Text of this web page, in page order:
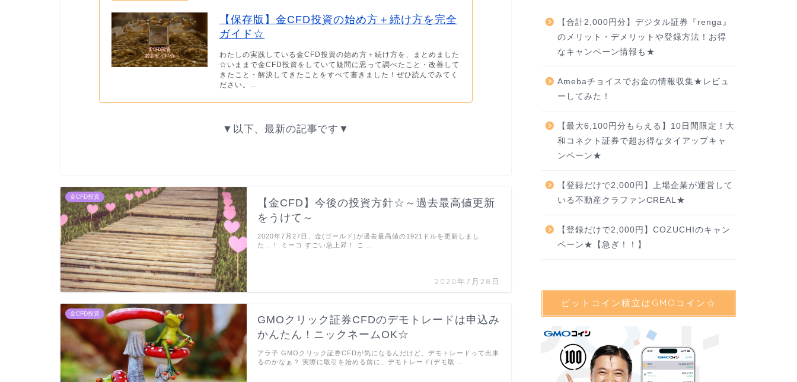
【保存版】金CFD投資の始め方＋続け方を完全
ガイド☆
わたしの実践している金CFD投資の始め方＋続け方を、まとめました
☆いままで金CFD投資をしていて疑問に思って調べたこと・改善して
きたこと・解決してきたことをすべて書きました！ぜひ読んでみてく
ださい。...
▼以下、最新の記事です▼
金CFD投資
【金CFD】今後の投資方針☆～過去最高値更新
をうけて～
2020年7月28日
2020年7月27日、金(ゴールド)が過去最高値の1921ドルを更新しまし
た…！ ミーコ すごい急上昇！ こ …
金CFD投資
GMOクリック証券CFDのデモトレードは申込み
かんたん！ニックネームOK☆
アラ子 GMOクリック証券CFDが気になるんだけど、デモトレードって出来
るのかなぁ？ 実際に取引を始める前に、デモトレード(デモ取 …
【合計2,000円分】デジタル証券『renga』
のメリット・デメリットや登録方法！お得
なキャンペーン情報も★
Amebaチョイスでお金の情報収集★レビュ
ーしてみた！
【最大6,100円分もらえる】10日間限定！大
和コネクト証券で超お得なタイアップキャ
ンペーン★
【登録だけで2,000円】上場企業が運営して
いる不動産クラファンCREAL★
【登録だけで2,000円】COZUCHIのキャン
ペーン★【急ぎ！！】
ビットコイン積立はGMOコイン☆